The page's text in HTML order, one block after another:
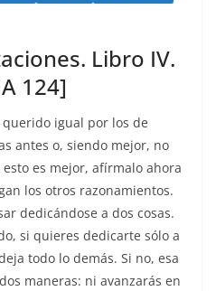
Libro IV.
124]
igual por los de
antes o, siendo mejor, no
es mejor, afírmalo ahora
los otros razonamientos.
dedicándose a dos cosas.
si quieres dedicarte sólo a
todo lo demás. Si no, esa
maneras: ni avanzarás en